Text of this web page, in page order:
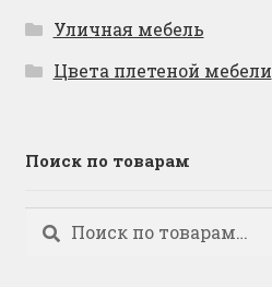
Уличная мебель
Цвета плетеной мебели
Поиск по товарам
Искать:
Поиск